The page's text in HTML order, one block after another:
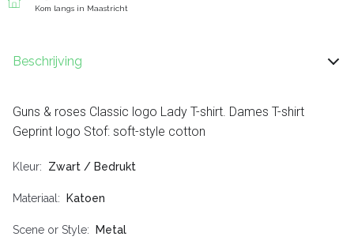
Kom langs in Maastricht
Beschrijving
Guns & roses Classic logo Lady T-shirt. Dames T-shirt
Geprint logo Stof: soft-style cotton
Kleur Zwart / Bedrukt
Materiaal Katoen
Scene or Style Metal